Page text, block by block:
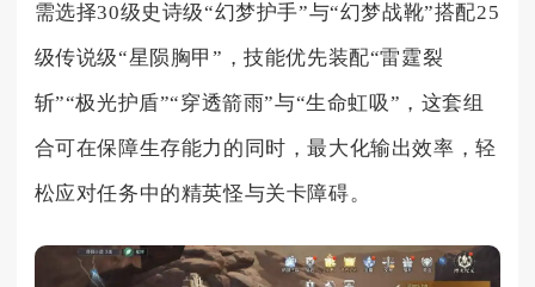
需选择30级史诗级“幻梦护手”与“幻梦战靴”搭配25
级传说级“星陨胸甲”，技能优先装配“雷霆裂
斩”“极光护盾”“穿透箭雨”与“生命虹吸”，这套组
合可在保障生存能力的同时，最大化输出效率，轻
松应对任务中的精英怪与关卡障碍。